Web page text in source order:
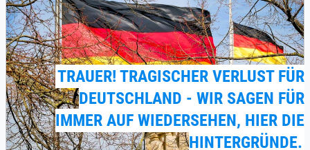
TRAUER! TRAGISCHER VERLUST FÜR
DEUTSCHLAND - WIR SAGEN FÜR
IMMER AUF WIEDERSEHEN, HIER DIE
HINTERGRÜNDE.